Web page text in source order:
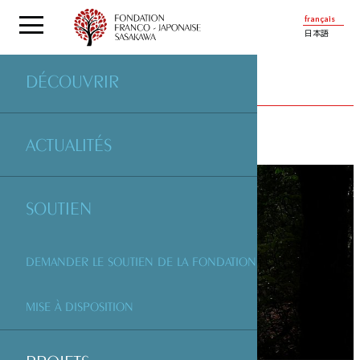
français
日本語
DÉCOUVRIR
ACTUALITÉS
SOUTIEN
DEMANDER LE SOUTIEN DE LA FONDATION
MISE À DISPOSITION
PROJETSSOUTENUS PAR LA FONDATION